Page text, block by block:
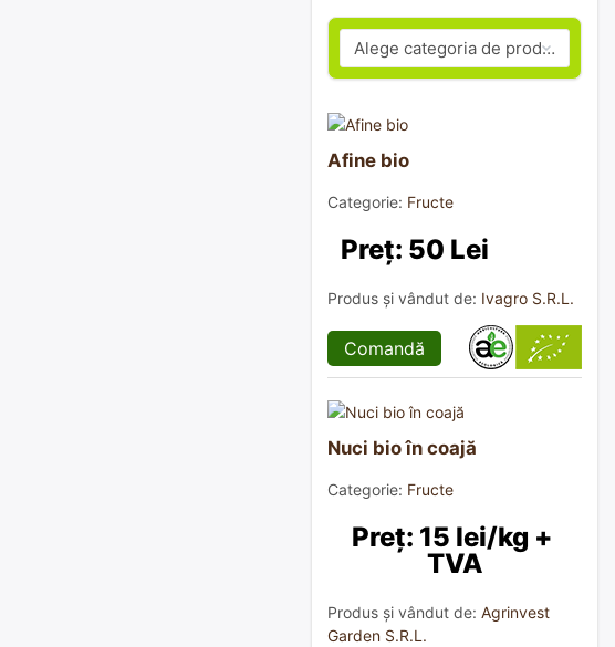
Afine bio
Categorie: Fructe
Preț: 50 Lei
Produs și vândut de: Ivagro S.R.L.
Comandă
Nuci bio în coajă
Categorie: Fructe
Preț: 15 lei/kg +
TVA
Produs și vândut de: Agrinvest
Garden S.R.L.